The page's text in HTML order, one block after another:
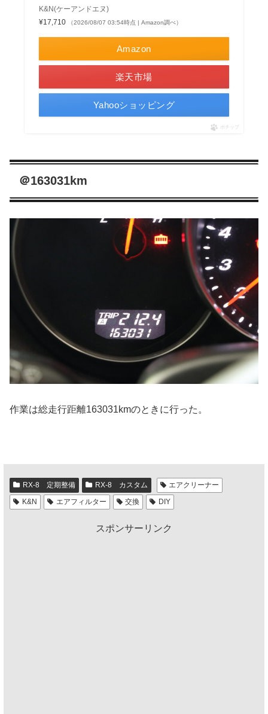
K&N(ケーアンドエヌ)
¥17,710
（2026/08/07 03:54時点 | Amazon調べ）
Amazon
楽天市場
Yahooショッピング
ポチップ
＠163031km
作業は総走行距離163031kmのときに行った。
RX-8 定期整備 RX-8 カスタム
エアクリーナー
K&N
エアフィルター 交換 DIY
スポンサーリンク